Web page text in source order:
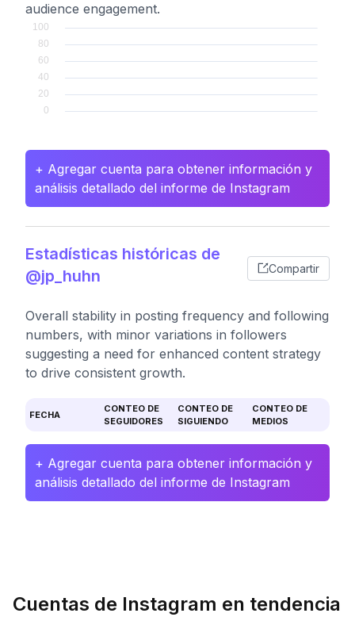
audience engagement.
+ Agregar cuenta para obtener información y
análisis detallado del informe de Instagram
Estadísticas históricas de
@jp_huhn
Compartir
Overall stability in posting frequency and following
numbers, with minor variations in followers
suggesting a need for enhanced content strategy
to drive consistent growth.
FECHA
CONTEO DE
SEGUIDORES
CONTEO DE
SIGUIENDO
CONTEO DE
MEDIOS
+ Agregar cuenta para obtener información y
análisis detallado del informe de Instagram
Cuentas de Instagram en tendencia